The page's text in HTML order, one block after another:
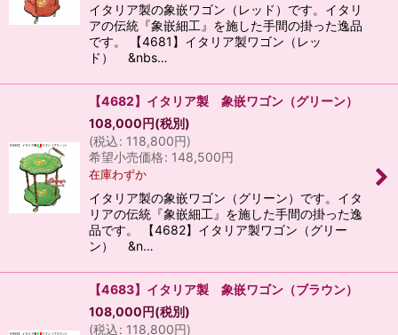
イタリア製の象嵌ワゴン（レッド）です。イタリ
アの伝統『象嵌細工』を施した手間の掛った逸品
です。 【4681】イタリア製ワゴン（レッ
ド） &nbs…
【4682】イタリア製 象嵌ワゴン（グリーン）
108,000円(税別)
(税込: 118,800円)
希望小売価格: 148,500円
在庫わずか
イタリア製の象嵌ワゴン（グリーン）です。イタ
リアの伝統『象嵌細工』を施した手間の掛った逸
品です。 【4682】イタリア製ワゴン（グリー
ン） &n…
【4683】イタリア製 象嵌ワゴン（ブラウン）
108,000円(税別)
(税込: 118,800円)